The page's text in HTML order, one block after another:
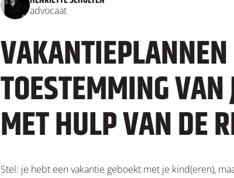
advocaat
VAKANTIEPLANNEN
TOESTEMMING VAN
MET HULP VAN DE
Stel: je hebt een vakantie geboekt met je kind(eren),